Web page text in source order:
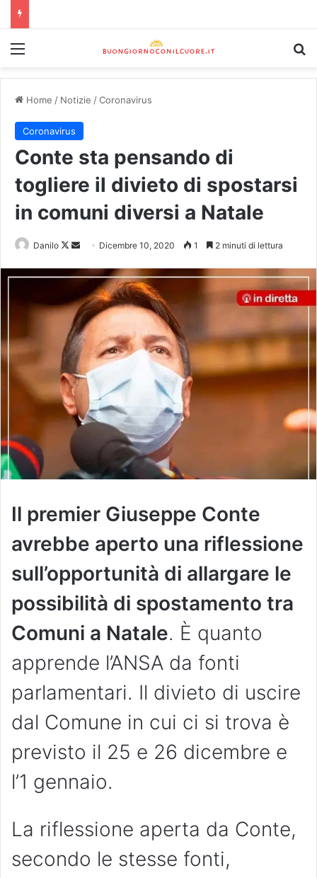
Home / Notizie /Coronavirus
Coronavirus
Conte sta pensando di
togliere il divieto di spostarsi
in comuni diversi a Natale
Danilo Dicembre 10, 2020 1 2 minuti di lettura
Il premier Giuseppe Conte
avrebbe aperto una riflessione
sull’opportunità di allargare le
possibilità di spostamento tra
Comuni a Natale. È quanto
apprende l’ANSA da fonti
parlamentari. Il divieto di uscire
dal Comune in cui ci si trova è
previsto il 25 e 26 dicembre e
l’1 gennaio.
La riflessione aperta da Conte,
secondo le stesse fonti,